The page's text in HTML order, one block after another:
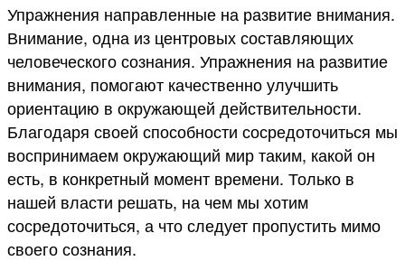
Упражнения направленные на развитие внимания.
Внимание, одна из центровых составляющих
человеческого сознания. Упражнения на развитие
внимания, помогают качественно улучшить
ориентацию в окружающей действительности.
Благодаря своей способности сосредоточиться мы
воспринимаем окружающий мир таким, какой он
есть, в конкретный момент времени. Только в
нашей власти решать, на чем мы хотим
сосредоточиться, а что следует пропустить мимо
своего сознания.